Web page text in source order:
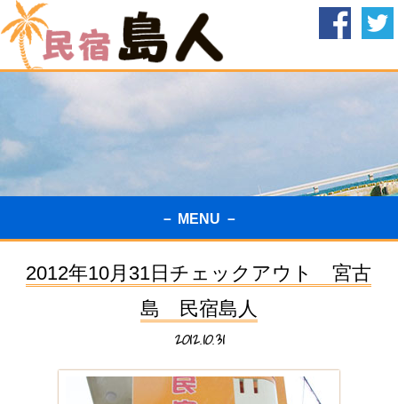
－ MENU －
2012年10月31日チェックアウト 宮古
島 民宿島人
2012.10.31